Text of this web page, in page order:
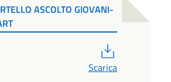
ASCOLTO GIOVANI-
Scarica